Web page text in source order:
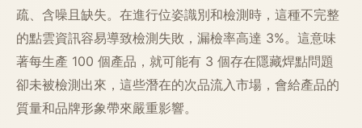
疏、含噪且缺失。在進行位姿識別和檢測時，這種不完整
的點雲資訊容易導致檢測失敗，漏檢率高達 3%。這意味
著每生產 100 個產品，就可能有 3 個存在隱藏焊點問題
卻未被檢測出來，這些潛在的次品流入市場，會給產品的
質量和品牌形象帶來嚴重影響。